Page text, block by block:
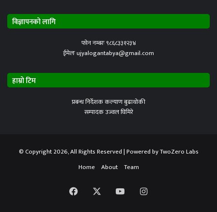
विज्ञापनको लागि
फोन नम्बरः ९८६८३३१२३४
ईमेलः ujyalogantabya@gmail.com
हाम्रो टिम
प्रबन्ध निर्देशक कल्याण बुढाथोकी
सम्पादक उज्वल घिमिरे
© Copyright 2026, All Rights Reserved | Powered byTwoZero Labs
Home
About Team
Facebook YouTubeInstagram